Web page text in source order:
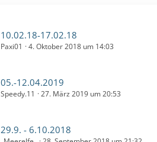
10.02.18-17.02.18
Paxi01 4. Oktober 2018 um 14:03
05.-12.04.2019
Speedy.11 27. März 2019 um 20:53
29.9. - 6.10.2018